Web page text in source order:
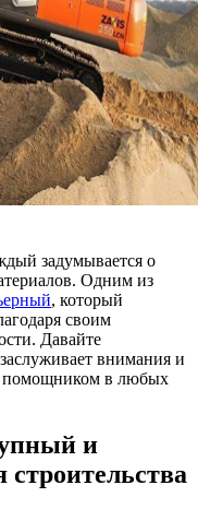
задумывается о
Одним из
, который
своим
Давайте
внимания и
помощником в любых
и